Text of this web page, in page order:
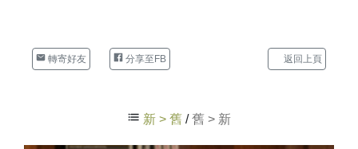
轉寄好友 分享至FB 返回上頁
新 > 舊 /舊 > 新